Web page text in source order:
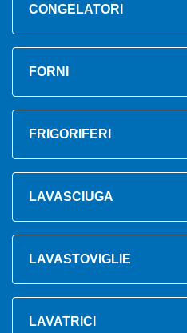
CONGELATORI
FORNI
FRIGORIFERI
LAVASCIUGA
LAVASTOVIGLIE
LAVATRICI